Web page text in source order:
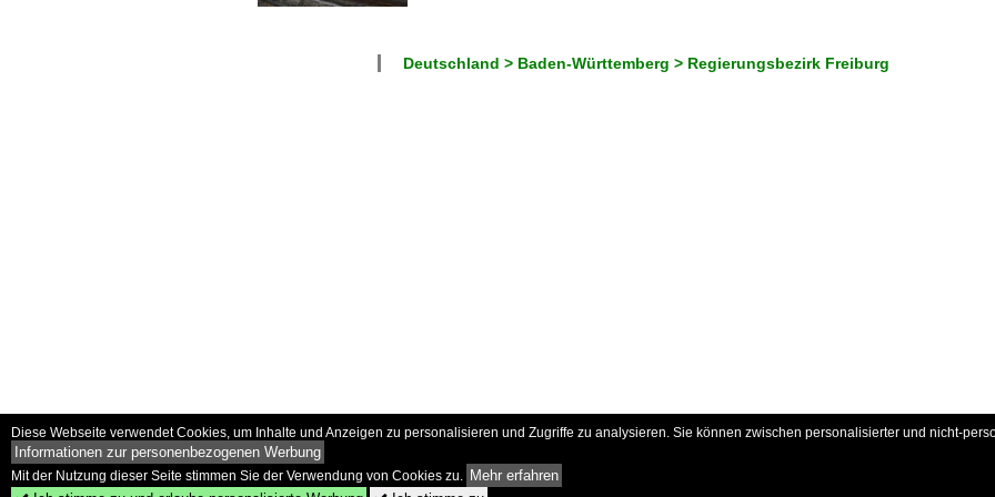
Deutschland > Baden-Württemberg > Regierungsbezirk Freiburg
Diese Webseite verwendet Cookies, um Inhalte und Anzeigen zu personalisieren und Zugriffe zu analysieren. Sie können zwischen personalisierter und nicht-
Informationen zur personenbezogenen Werbung
Mit der Nutzung dieser Seite stimmen Sie der Verwendung von Cookies zu. Mehr erfahren